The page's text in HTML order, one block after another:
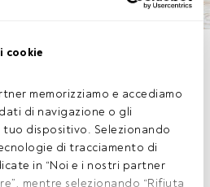
cookie
memorizziamo e accediamo
di navigazione o gli
dispositivo. Selezionando
di tracciamento di
in “Noi e i nostri partner
mentre selezionando “Rifiuta
IL
E